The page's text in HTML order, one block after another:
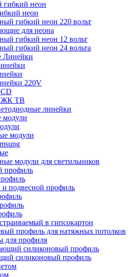
неон
гибкий неон 220 вольт
для неона
гибкий неон 12 вольт
гибкий неон 24 вольта
220V
ЖК ТВ
линейки
модули
модули для светильников
подвесной профиль
в гипсокартон
профиль для натяжных потолков
для профиля
силиконовый профиль